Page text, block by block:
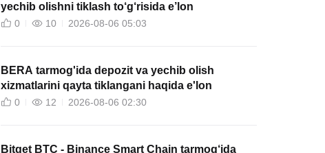
yechib olishni tiklash to‘g‘risida e’lon
0 10 2026-08-06 05:03
BERA tarmog'ida depozit va yechib olish
xizmatlarini qayta tiklangani haqida e'lon
0 12 2026-08-06 02:30
Bitget BTC - Binance Smart Chain tarmog‘ida